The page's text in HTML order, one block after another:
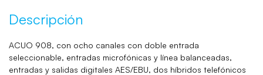
Descripción
ACUO 908, con ocho canales con doble entrada
seleccionable, entradas microfónicas y línea balanceadas,
entradas y salidas digitales AES/EBU, dos híbridos telefónicos